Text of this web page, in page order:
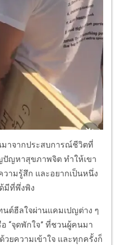
าจากประสบการณ์ชีวิตที่
ปัญหาสุขภาพจิต ทำให้เขา
วามรู้สึก และอยากเป็นหนึ่ง
มีที่พึ่งพิง
ต์ฮีลใจผ่านแคมเปญต่าง ๆ
อ “จุดพักใจ” ที่ชวนผู้คนมา
ยความเข้าใจ และทุกครั้งก็